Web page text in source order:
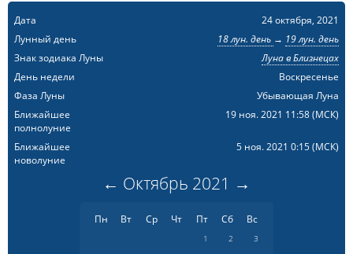
Дата
24 октября, 2021
Лунный день
18 лун. день → 19 лун. день
Знак зодиака Луны
Луна в Близнецах
День недели
Воскресенье
Фаза Луны
Убывающая Луна
Ближайшее
полнолуние
19 ноя. 2021 11:58(МСК)
Ближайшее
новолуние
5 ноя. 2021 0:15(МСК)
← Октябрь 2021 →
Пн Вт Ср Чт Пт Сб Вс
1 2
3